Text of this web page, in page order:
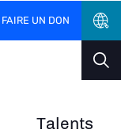
Talents
FAIRE UN DON